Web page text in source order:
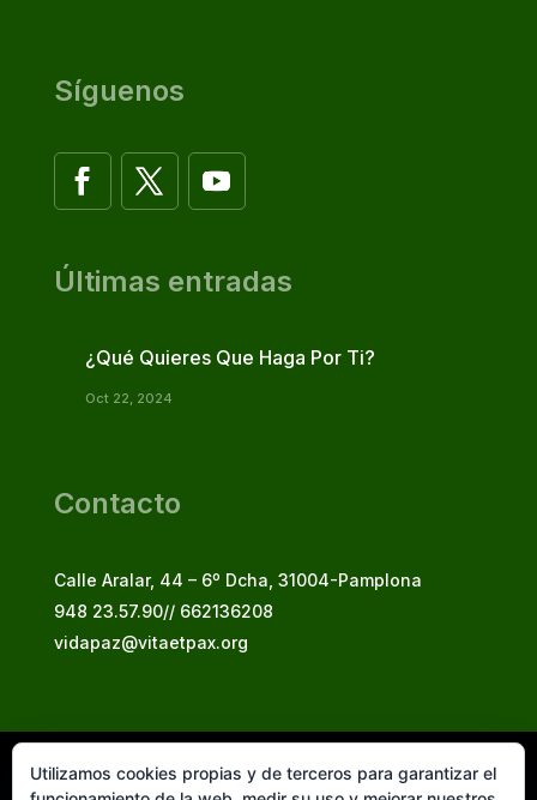
Síguenos
Últimas entradas
¿Qué Quieres Que Haga Por Ti?
Oct 22, 2024
Contacto
Calle Aralar, 44 – 6º Dcha, 31004-Pamplona
948 23.57.90// 662136208
vidapaz@vitaetpax.org
Vita et Pax, 2025
Utilizamos cookies propias y de terceros para garantizar el